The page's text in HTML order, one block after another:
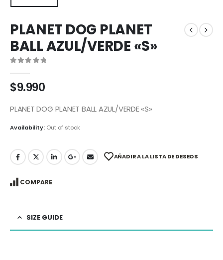
PLANET DOG PLANET
BALL AZUL/VERDE «S»
$9.990
PLANET DOG PLANET BALL AZUL/VERDE «S»
Availability: Out of stock
AÑADIR A LA LISTA DE DESEOS
COMPARE
SIZE GUIDE